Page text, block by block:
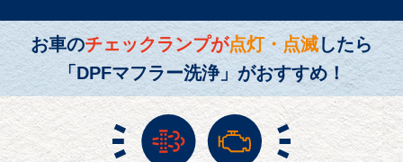
お車のチェックランプが点灯・点滅したら
「DPFマフラー洗浄」がおすすめ！